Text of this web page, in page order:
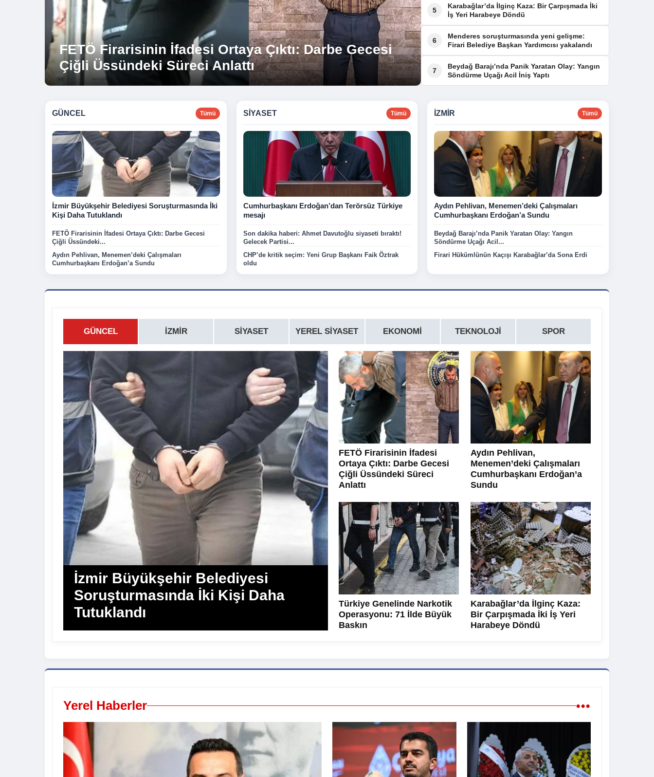
FETÖ Firarisinin İfadesi Ortaya Çıktı: Darbe Gecesi
Çiğli Üssündeki Süreci Anlattı
5
Karabağlar’da İlginç Kaza: Bir Çarpışmada İki
İş Yeri Harabeye Döndü
6
Menderes soruşturmasında yeni gelişme:
Firari Belediye Başkan Yardımcısı yakalandı
7
Beydağ Barajı’nda Panik Yaratan Olay: Yangın
Söndürme Uçağı Acil İniş Yaptı
GÜNCEL Tümü
İzmir Büyükşehir Belediyesi Soruşturmasında İki
Kişi Daha Tutuklandı
FETÖ Firarisinin İfadesi Ortaya Çıktı: Darbe Gecesi
Çiğli Üssündeki...
Aydın Pehlivan, Menemen’deki Çalışmaları
Cumhurbaşkanı Erdoğan’a Sundu
SIYASET Tümü
Cumhurbaşkanı Erdoğan’dan Terörsüz Türkiye
mesajı
Son dakika haberi: Ahmet Davutoğlu siyaseti bıraktı!
Gelecek Partisi...
CHP’de kritik seçim: Yeni Grup Başkanı Faik Öztrak
oldu
İZMIR Tümü
Aydın Pehlivan, Menemen’deki Çalışmaları
Cumhurbaşkanı Erdoğan’a Sundu
Beydağ Barajı’nda Panik Yaratan Olay: Yangın
Söndürme Uçağı Acil...
Firari Hükümlünün Kaçışı Karabağlar’da Sona Erdi
GÜNCEL İZMIR SIYASET YEREL SIYASET EKONOMI TEKNOLOJI SPOR
İzmir Büyükşehir Belediyesi
Soruşturmasında İki Kişi Daha
Tutuklandı
FETÖ Firarisinin İfadesi
Ortaya Çıktı: Darbe Gecesi
Çiğli Üssündeki Süreci
Anlattı
Aydın Pehlivan,
Menemen’deki Çalışmaları
Cumhurbaşkanı Erdoğan’a
Sundu
Türkiye Genelinde Narkotik
Operasyonu: 71 İlde Büyük
Baskın
Karabağlar’da İlginç Kaza:
Bir Çarpışmada İki İş Yeri
Harabeye Döndü
Yerel Haberler •••